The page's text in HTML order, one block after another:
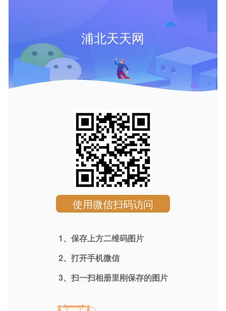
浦北天天网
使用微信扫码访问
1、保存上方二维码图片
2、打开手机微信
3、扫一扫相册里刚保存的图片